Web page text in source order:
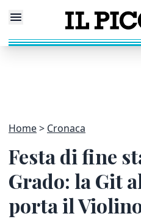
Home Cronaca
Festa di fine
Grado: la Git
porta il